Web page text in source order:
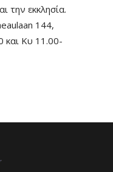
την εκκλησία.
144,
και Κυ 11.00-